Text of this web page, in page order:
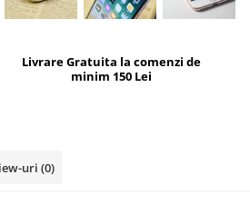
Livrare Gratuita la comenzi de
minim 150 Lei
uri (0)